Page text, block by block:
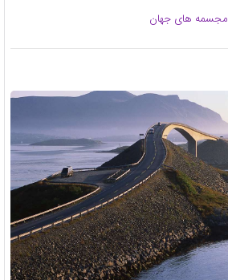
های جهان